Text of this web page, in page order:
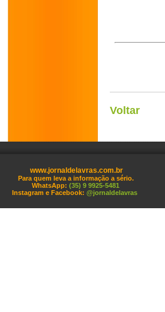
Voltar
www.jornaldelavras.com.br
Para quem leva a informação a sério.
WhatsApp: (35) 9 9925-5481
Instagram e Facebook: @jornaldelavras